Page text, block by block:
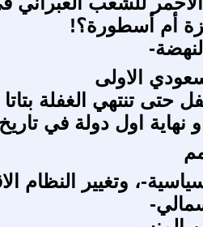
أم أسطورة؟!
الاولى
حتى تنتهي الغفلة بتاتا
نهاية اول دولة في
، وتغيير النظام